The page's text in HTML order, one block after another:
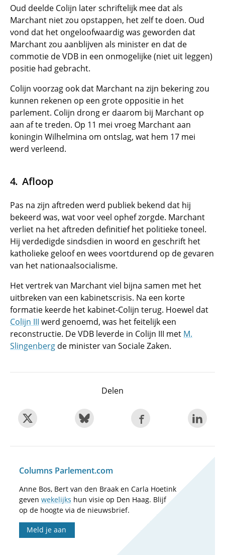
Oud deelde Colijn later schriftelijk mee dat als
Marchant niet zou opstappen, het zelf te doen. Oud
vond dat het ongeloofwaardig was geworden dat
Marchant zou aanblijven als minister en dat de
commotie de VDB in een onmogelijke (niet uit leggen)
positie had gebracht.
Colijn voorzag ook dat Marchant na zijn bekering zou
kunnen rekenen op een grote oppositie in het
parlement. Colijn drong er daarom bij Marchant op
aan af te treden. Op 11 mei vroeg Marchant aan
koningin Wilhelmina om ontslag, wat hem 17 mei
werd verleend.
Afloop
Pas na zijn aftreden werd publiek bekend dat hij
bekeerd was, wat voor veel ophef zorgde. Marchant
verliet na het aftreden definitief het politieke toneel.
Hij verdedigde sindsdien in woord en geschrift het
katholieke geloof en wees voortdurend op de gevaren
van het nationaalsocialisme.
Het vertrek van Marchant viel bijna samen met het
uitbreken van een kabinetscrisis. Na een korte
formatie keerde het kabinet-Colijn terug. Hoewel dat
Colijn III werd genoemd, was het feitelijk een
reconstructie. De VDB leverde in Colijn III met M.
Slingenberg de minister van Sociale Zaken.
Delen
Columns Parlement.com
Anne Bos, Bert van den Braak en Carla Hoetink
geven wekelijks hun visie op Den Haag. Blijf
op de hoogte via de nieuwsbrief.
Meld je aan